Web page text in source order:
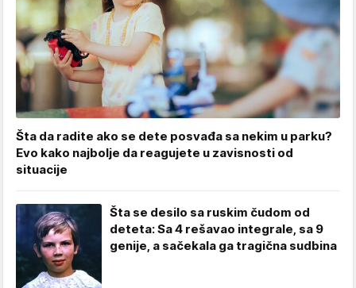
Šta da radite ako se dete posvađa sa nekim u parku?
Evo kako najbolje da reagujete u zavisnosti od
situacije
Šta se desilo sa ruskim čudom od
deteta: Sa 4 rešavao integrale, sa 9
genije, a sačekala ga tragična sudbina